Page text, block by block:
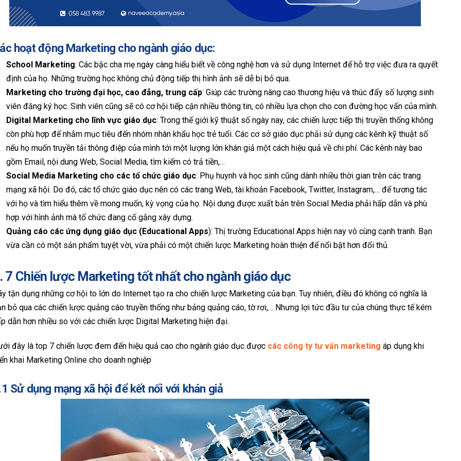
hoạt động Marketing cho ngành giáo dục:
School Marketing: Các bậc cha mẹ ngày càng hiểu biết về công nghệ hơn và sử dụng Internet để hỗ trợ việc đưa ra quyết
định của họ. Những trường học không chủ động tiếp thị hình ảnh sẽ dễ bị bỏ qua.
Marketing cho trường đại học, cao đẳng, trung cấp: Giúp các trường nâng cao thương hiệu và thúc đẩy số lượng sinh
viên đăng ký học. Sinh viên cũng sẽ có cơ hội tiếp cận nhiều thông tin, có nhiều lựa chọn cho con đường học vấn của mình.
Digital Marketing cho lĩnh vực giáo dục: Trong thế giới kỹ thuật số ngày nay, các chiến lược tiếp thị truyền thống không
còn phù hợp để nhắm mục tiêu đến nhóm nhân khẩu học trẻ tuổi. Các cơ sở giáo dục phải sử dụng các kênh kỹ thuật số
nếu họ muốn truyền tải thông điệp của mình tới một lượng lớn khán giả một cách hiệu quả về chi phí. Các kênh này bao
gồm Email, nội dung Web, Social Media, tìm kiếm có trả tiền,…
Social Media Marketing cho các tổ chức giáo dục: Phụ huynh và học sinh cũng dành nhiều thời gian trên các trang
mạng xã hội. Do đó, các tổ chức giáo dục nên có các trang Web, tài khoản Facebook, Twitter, Instagram,… để tương tác
với họ và tìm hiểu thêm về mong muốn, kỳ vọng của họ. Nội dung được xuất bản trên Social Media phải hấp dẫn và phù
hợp với hình ảnh mà tổ chức đang cố gắng xây dựng.
Quảng cáo các ứng dụng giáo dục (Educational Apps): Thị trường Educational Apps hiện nay vô cùng cạnh tranh. Bạn
vừa cần có một sản phẩm tuyệt vời, vừa phải có một chiến lược Marketing hoàn thiện để nổi bật hơn đối thủ.
7 Chiến lược Marketing tốt nhất cho ngành giáo dục
tận dụng những cơ hội to lớn do Internet tạo ra cho chiến lược Marketing của bạn. Tuy nhiên, điều đó không có nghĩa là
bỏ qua các chiến lược quảng cáo truyền thống như bảng quảng cáo, tờ rơi,… Nhưng lợi tức đầu tư của chúng thực tế kém
dẫn hơn nhiều so với các chiến lược Digital Marketing hiện đại.
đây là top 7 chiến lược đem đến hiệu quả cao cho ngành giáo dục được các công ty tư vấn marketing áp dụng khi
khai Marketing Online cho doanh nghiệp
Sử dụng mạng xã hội để kết nối với khán giả